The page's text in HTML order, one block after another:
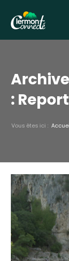
:
Vous êtes ici :